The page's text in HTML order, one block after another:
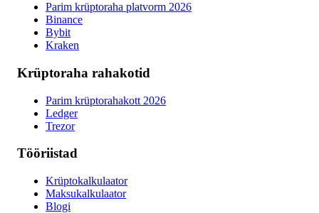
Parim krüptoraha platvorm 2026
Binance
Bybit
Kraken
Krüptoraha rahakotid
Parim krüptorahakott 2026
Ledger
Trezor
Tööriistad
Krüptokalkulaator
Maksukalkulaator
Blogi